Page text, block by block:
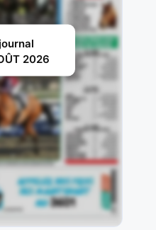
classique sous
les handicaps, il y a
à La Teste puis
tentatives à ce
2026